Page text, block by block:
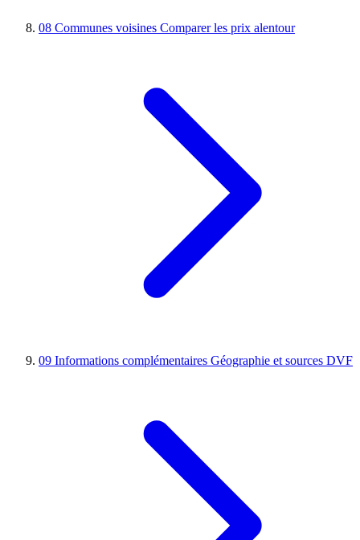
08 Communes voisines Comparer les prix alentour
09 Informations complémentaires Géographie et sources DVF